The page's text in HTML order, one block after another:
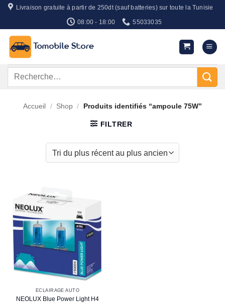
Passer
contenu
Livraison gratuite à partir de 250dt (sauf batteries) sur toute la Tunisie
08:00 - 18:00 55033035
Recherche
Accueil / Shop / Produits identifiés “ampoule 75W”
FILTRER
ÉCLAIRAGE AUTO
NEOLUX Blue Power Light H4